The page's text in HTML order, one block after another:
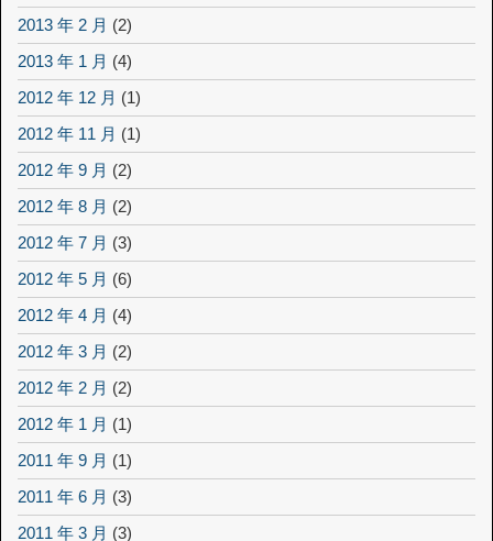
2013 年 2 月 (2)
2013 年 1 月 (4)
2012 年 12 月 (1)
2012 年 11 月 (1)
2012 年 9 月 (2)
2012 年 8 月 (2)
2012 年 7 月 (3)
2012 年 5 月 (6)
2012 年 4 月 (4)
2012 年 3 月 (2)
2012 年 2 月 (2)
2012 年 1 月 (1)
2011 年 9 月 (1)
2011 年 6 月 (3)
2011 年 3 月 (3)